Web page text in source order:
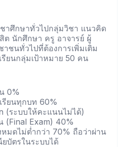
าศึกษาทั่วไปกลุ่มวิชา แนวคิด
ต นักศึกษา ครู อาจารย์ ผู้
ชนทั่วไปที่ต้องการเพิ่มเติม
ยนกลุ่มเป้าหมาย 50 คน
0%
รียนทุกบท 60%
(ระบบให้คะแนนไม่ได้)
(Final Exam) 40%
มดไม่ต่ำกว่า 70% ถือว่าผ่าน
บัตรในระบบได้